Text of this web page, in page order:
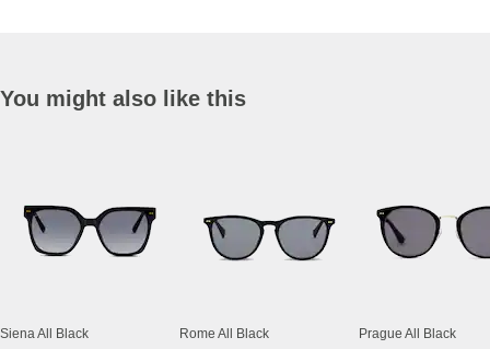
You might also like this
Siena All Black
Rome All Black
Prague All Black